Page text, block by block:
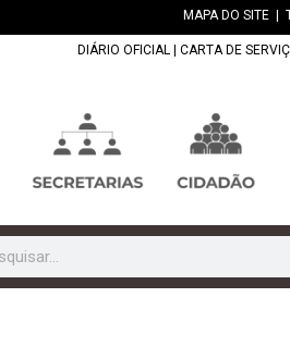
MAPA DO SITE
DIÁRIO OFICIAL CARTA DE